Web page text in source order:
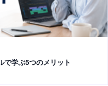
で学ぶ5つのメリット